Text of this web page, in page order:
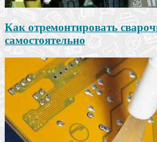
Как отремонтировать
самостоятельно